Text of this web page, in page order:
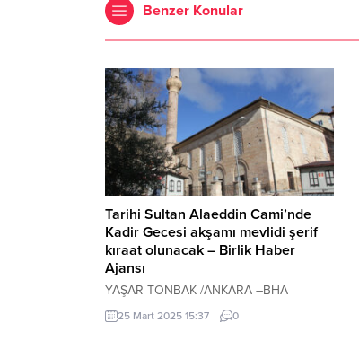
Benzer Konular
Tarihi Sultan Alaeddin Cami’nde
Kadir Gecesi akşamı mevlidi şerif
kıraat olunacak – Birlik Haber
Ajansı
YAŞAR TONBAK /ANKARA –BHA
Beypazarı İlçesinin tarihi camilerinden
olan Sultan Alaeddin(Paşa) Cami (1221-
25 Mart 2025 15:37 0